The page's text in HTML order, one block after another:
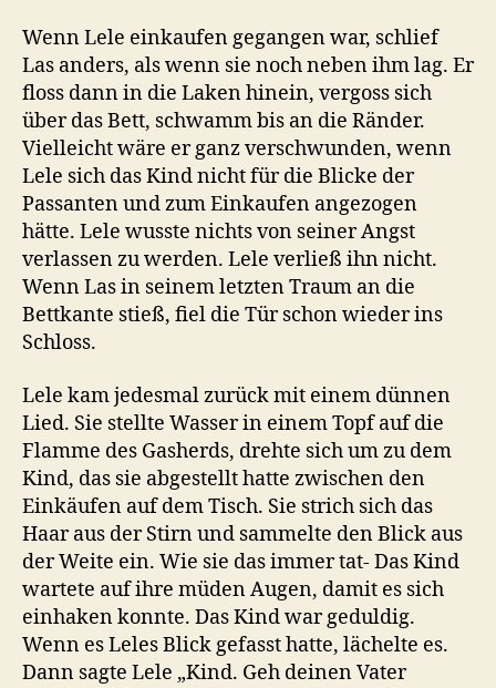
Wenn Lele einkaufen gegangen war, schlief
Las anders, als wenn sie noch neben ihm lag. Er
floss dann in die Laken hinein, vergoss sich
über das Bett, schwamm bis an die Ränder.
Vielleicht wäre er ganz verschwunden, wenn
Lele sich das Kind nicht für die Blicke der
Passanten und zum Einkaufen angezogen
hätte. Lele wusste nichts von seiner Angst
verlassen zu werden. Lele verließ ihn nicht.
Wenn Las in seinem letzten Traum an die
Bettkante stieß, fiel die Tür schon wieder ins
Schloss.
Lele kam jedesmal zurück mit einem dünnen
Lied. Sie stellte Wasser in einem Topf auf die
Flamme des Gasherds, drehte sich um zu dem
Kind, das sie abgestellt hatte zwischen den
Einkäufen auf dem Tisch. Sie strich sich das
Haar aus der Stirn und sammelte den Blick aus
der Weite ein. Wie sie das immer tat- Das Kind
wartete auf ihre müden Augen, damit es sich
einhaken konnte. Das Kind war geduldig.
Wenn es Leles Blick gefasst hatte, lächelte es.
Dann sagte Lele „Kind. Geh deinen Vater